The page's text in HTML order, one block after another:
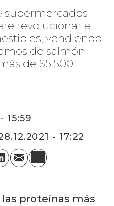
supermercados
revolucionar el
vendiendo
de salmón
de $5.500.
15:59
28.12.2021 - 17:22
proteínas más